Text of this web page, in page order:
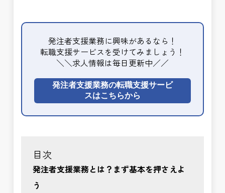
発注者支援業務に興味があるなら！
転職支援サービスを受けてみましょう！
＼＼求人情報は毎日更新中／／
発注者支援業務の転職支援サービ
スはこちらから
目次
発注者支援業務とは？まず基本を押さえよ
う